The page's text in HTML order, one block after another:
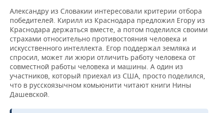
Александру из Словакии интересовали критерии отбора
победителей. Кирилл из Краснодара предложил Егору из
Краснодара держаться вместе, а потом поделился своими
страхами относительно противостояния человека и
искусственного интеллекта. Егор поддержал земляка и
спросил, может ли жюри отличить работу человека от
совместной работы человека и машины. А один из
участников, который приехал из США, просто поделился,
что в русскоязычном комьюнити читают книги Нины
Дашевской.